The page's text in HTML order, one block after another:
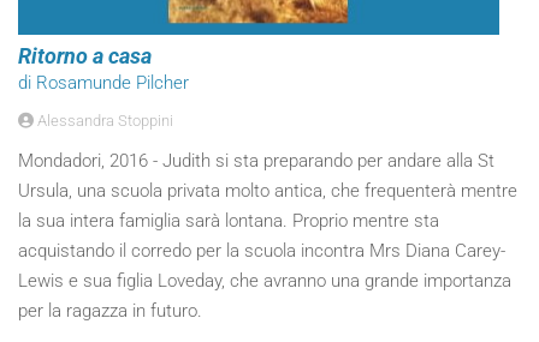
Ritorno a casa
di Rosamunde Pilcher
Alessandra Stoppini
Mondadori, 2016 - Judith si sta preparando per andare alla St
Ursula, una scuola privata molto antica, che frequenterà mentre
la sua intera famiglia sarà lontana. Proprio mentre sta
acquistando il corredo per la scuola incontra Mrs Diana Carey-
Lewis e sua figlia Loveday, che avranno una grande importanza
per la ragazza in futuro.